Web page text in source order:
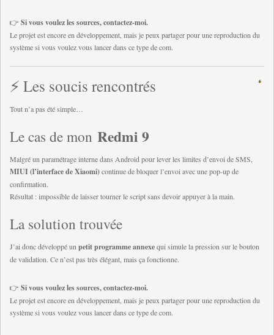
👉 Si vous voulez les sources, contactez-moi.
Le projet est encore en développement, mais je peux partager pour une reproduction du
système si vous voulez vous lancer dans ce type de com.
⚡ Les soucis rencontrés
Tout n’a pas été simple…
Le cas de mon Redmi 9
Malgré un paramétrage interne dans Android pour lever les limites d’envoi de SMS,
MIUI (l’interface de Xiaomi)continue de bloquer l’envoi avec une pop-up de
confirmation.
Résultat : impossible de laisser tourner le script sans devoir appuyer à la main.
La solution trouvée
J’ai donc développé un petit programme annexequi simule la pression sur le bouton
de validation. Ce n’est pas très élégant, mais ça fonctionne.
👉 Si vous voulez les sources, contactez-moi.
Le projet est encore en développement, mais je peux partager pour une reproduction du
système si vous voulez vous lancer dans ce type de com.